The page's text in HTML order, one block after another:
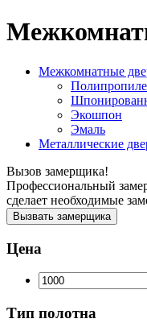
Межкомнатные
Экошпон
Эмаль
Металлические
Вызов замерщика!
Профессиональный
сделает необходимые
Вызвать замерщика
Цена
Тип полотна